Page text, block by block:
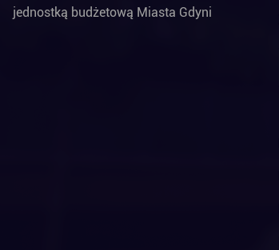
jednostką budżetową Miasta Gdyni